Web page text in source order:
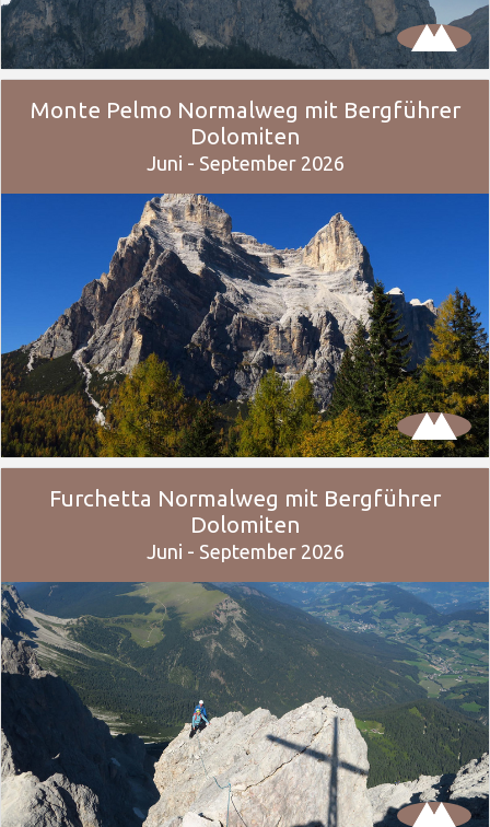
Monte Pelmo Normalweg mit Bergführer
Dolomiten
Juni - September 2026
Furchetta Normalweg mit Bergführer
Dolomiten
Juni - September 2026